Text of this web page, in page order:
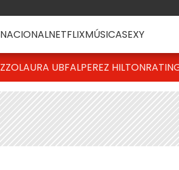
NETFLIXMÚSICASEXY
LAURA UBFALPEREZ HILTON